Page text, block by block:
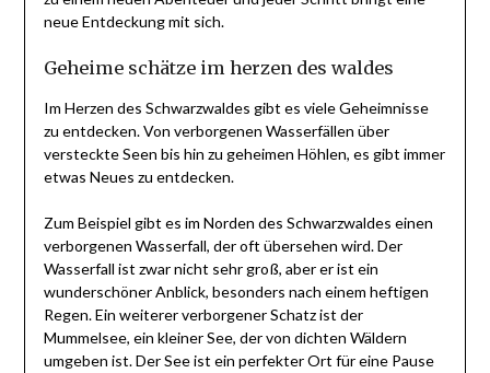
neue Entdeckung mit sich.
Geheime schätze im herzen des waldes
Im Herzen des Schwarzwaldes gibt es viele Geheimnisse
zu entdecken. Von verborgenen Wasserfällen über
versteckte Seen bis hin zu geheimen Höhlen, es gibt immer
etwas Neues zu entdecken.
Zum Beispiel gibt es im Norden des Schwarzwaldes einen
verborgenen Wasserfall, der oft übersehen wird. Der
Wasserfall ist zwar nicht sehr groß, aber er ist ein
wunderschöner Anblick, besonders nach einem heftigen
Regen. Ein weiterer verborgener Schatz ist der
Mummelsee, ein kleiner See, der von dichten Wäldern
umgeben ist. Der See ist ein perfekter Ort für eine Pause